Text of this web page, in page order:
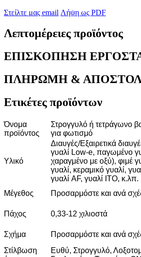
Στείλτε μας email Λήψη ως PDF
Λεπτομέρειες προϊόντος
ΕΠΙΣΚΟΠΗΣΗ
ΠΛΗΡΩΜΗ &
Ετικέτες προϊόντων
Όνομα
προϊόντος
Στρογγυλό ή τετράγωνο
για φωτισμό
Υλικό
Διαυγές/Εξαιρετικά
γυαλί Low-e, παγωμένο
χαραγμένο με οξύ), φιμέ
γυαλί, κεραμικό γυαλί,
γυαλί AF, γυαλί ITO, κ.λπ.
Μέγεθος
Προσαρμόστε και ανά
Πάχος 0,33-12 χιλιοστά
Σχήμα
Προσαρμόστε και ανά
Στίλβωση
Ευθύ, Στρογγυλό,